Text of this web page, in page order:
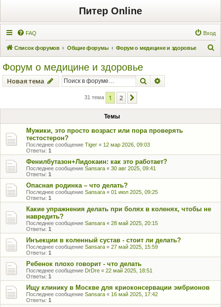
Питер Online
FAQ Вход
Список форумов Общие форумы Форум о медицине и здоровье
Форум о медицине и здоровье
Новая тема Поиск
31 тема 1 2
Темы
Мужики, это просто возраст или пора проверять
тестостерон?
Последнее сообщение Tiger « 12 мар 2026, 09:03
Ответы: 1
Фенилбутазон+Лидокаин: как это работает?
Последнее сообщение Sansara « 30 авг 2025, 09:41
Ответы: 1
Опасная родинка – что делать?
Последнее сообщение Sansara « 01 июл 2025, 09:25
Ответы: 1
Какие упражнения делать при болях в коленях, чтобы не
навредить?
Последнее сообщение Sansara « 28 май 2025, 20:15
Ответы: 1
Инъекции в коленный сустав - стоит ли делать?
Последнее сообщение Sansara « 27 май 2025, 15:59
Ответы: 1
Ребенок плохо говорит - что делать
Последнее сообщение DrDre « 22 май 2025, 18:51
Ответы: 1
Ищу клинику в Москве для криоконсервации эмбрионов
Последнее сообщение Sansara « 16 май 2025, 17:42
Ответы: 1